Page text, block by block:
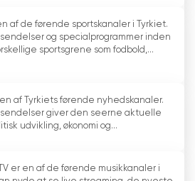
en af de førende sportskanaler i Tyrkiet.
og specialprogrammer inden
sportsgrene som fodbold,...
en af Tyrkiets førende nyhedskanaler.
giver den seerne aktuelle
udvikling, økonomi og...
er en af de førende musikkanaler i